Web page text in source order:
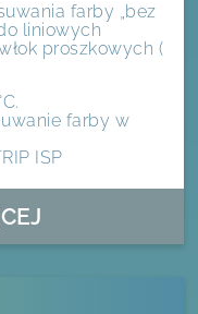
farby „bez
liniowych
proszkowych (
farby w
ISP